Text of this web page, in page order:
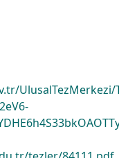
UlusalTezMerkezi/